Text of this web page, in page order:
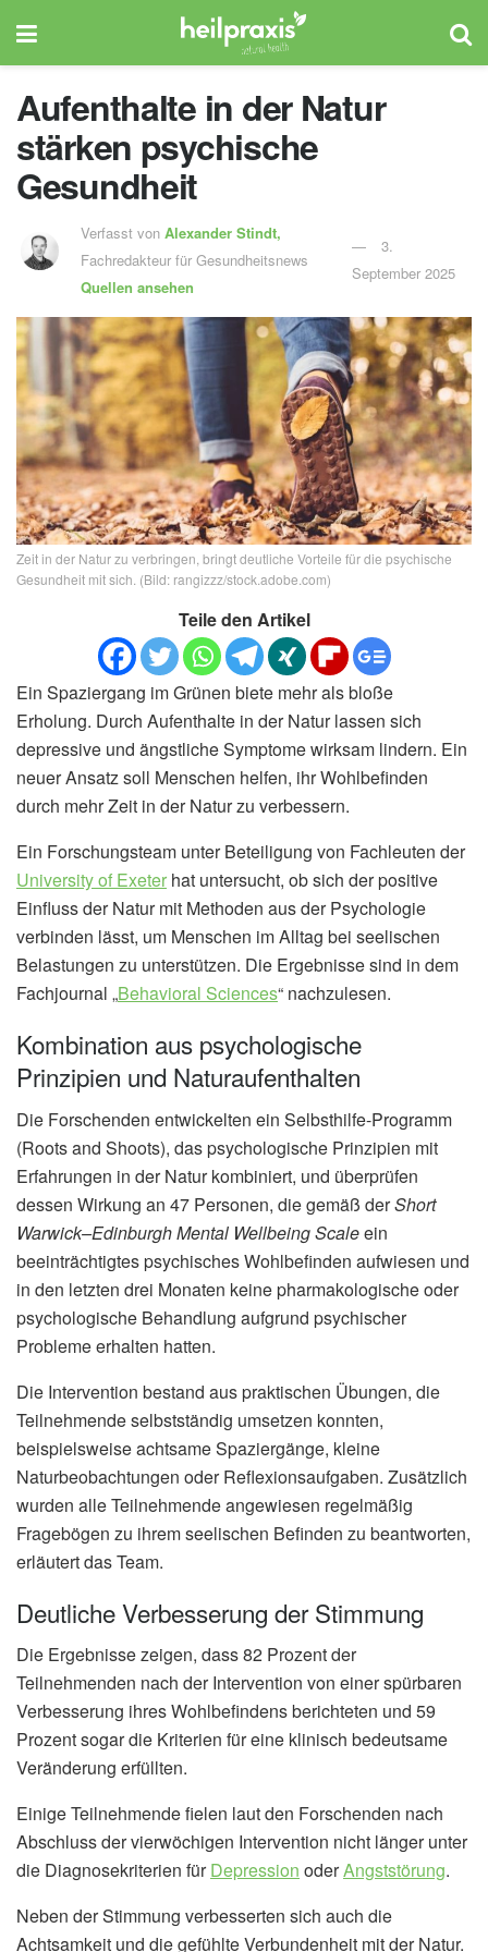
Aufenthalte in der Natur
stärken psychische
Gesundheit
Verfasst vonAlexander Stindt,
Fachredakteur für Gesundheitsnews
Quellen ansehen
3.
September 2025
Zeit in der Natur zu verbringen, bringt deutliche Vorteile für die psychische
Gesundheit mit sich. (Bild: rangizzz/stock.adobe.com)
Teile den Artikel
Ein Spaziergang im Grünen biete mehr als bloße
Erholung. Durch Aufenthalte in der Natur lassen sich
depressive und ängstliche Symptome wirksam lindern. Ein
neuer Ansatz soll Menschen helfen, ihr Wohlbefinden
durch mehr Zeit in der Natur zu verbessern.
Ein Forschungsteam unter Beteiligung von Fachleuten der
University of Exeter hat untersucht, ob sich der positive
Einfluss der Natur mit Methoden aus der Psychologie
verbinden lässt, um Menschen im Alltag bei seelischen
Belastungen zu unterstützen. Die Ergebnisse sind in dem
Fachjournal „Behavioral Sciences“ nachzulesen.
Kombination aus psychologische
Prinzipien und Naturaufenthalten
Die Forschenden entwickelten ein Selbsthilfe-Programm
(Roots and Shoots), das psychologische Prinzipien mit
Erfahrungen in der Natur kombiniert, und überprüfen
dessen Wirkung an 47 Personen, die gemäß derShort
Warwick–Edinburgh Mental Wellbeing Scaleein
beeinträchtigtes psychisches Wohlbefinden aufwiesen und
in den letzten drei Monaten keine pharmakologische oder
psychologische Behandlung aufgrund psychischer
Probleme erhalten hatten.
Die Intervention bestand aus praktischen Übungen, die
Teilnehmende selbstständig umsetzen konnten,
beispielsweise achtsame Spaziergänge, kleine
Naturbeobachtungen oder Reflexionsaufgaben. Zusätzlich
wurden alle Teilnehmende angewiesen regelmäßig
Fragebögen zu ihrem seelischen Befinden zu beantworten,
erläutert das Team.
Deutliche Verbesserung der Stimmung
Die Ergebnisse zeigen, dass 82 Prozent der
Teilnehmenden nach der Intervention von einer spürbaren
Verbesserung ihres Wohlbefindens berichteten und 59
Prozent sogar die Kriterien für eine klinisch bedeutsame
Veränderung erfüllten.
Einige Teilnehmende fielen laut den Forschenden nach
Abschluss der vierwöchigen Intervention nicht länger unter
die Diagnosekriterien fürDepression oderAngststörung.
Neben der Stimmung verbesserten sich auch die
Achtsamkeit und die gefühlte Verbundenheit mit der Natur.